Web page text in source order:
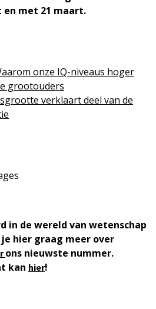
met 21 maart.
onze IQ-niveaus hoger
grootouders
verklaart deel van de
in de wereld van wetenschap
hier graag meer over
ons nieuwste nummer.
kan hier!